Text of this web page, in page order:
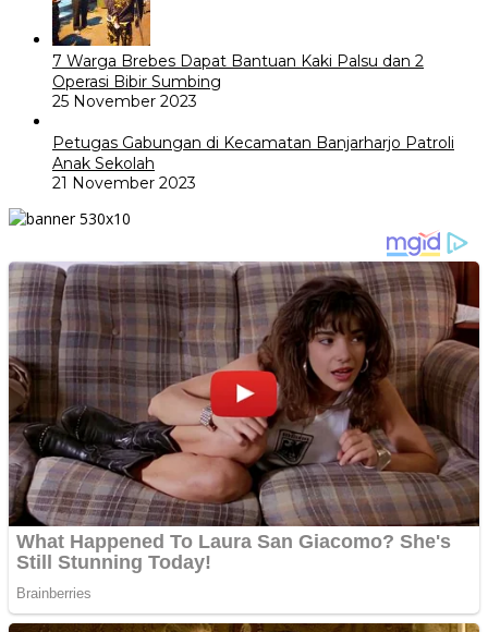
7 Warga Brebes Dapat Bantuan Kaki Palsu dan 2
Operasi Bibir Sumbing
25 November 2023
Petugas Gabungan di Kecamatan Banjarharjo Patroli
Anak Sekolah
21 November 2023